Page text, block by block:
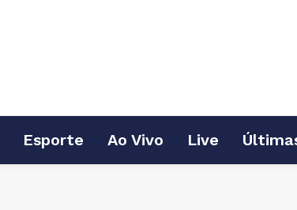
Esporte Ao Vivo Live